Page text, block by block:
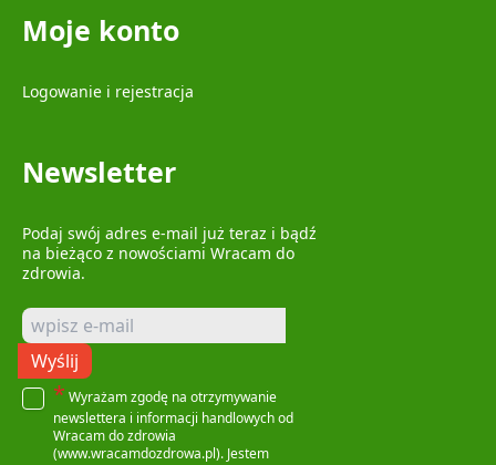
Moje konto
Logowanie i rejestracja
Newsletter
Podaj swój adres e-mail już teraz i bądź
na bieżąco z nowościami Wracam do
zdrowia.
Wyślij
* Wyrażam zgodę na otrzymywanie
newslettera i informacji handlowych od
Wracam do zdrowia
(www.wracamdozdrowa.pl). Jestem